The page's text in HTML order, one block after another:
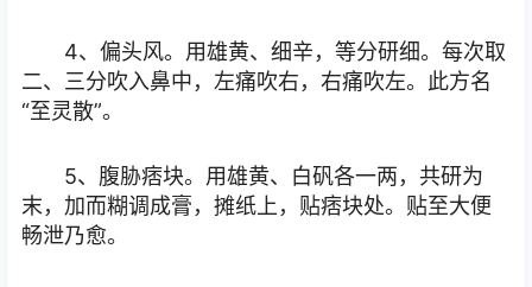
4、偏头风。用雄黄、细辛，等分研细。每次取
二、三分吹入鼻中，左痛吹右，右痛吹左。此方名
“至灵散”。
5、腹胁痞块。用雄黄、白矾各一两，共研为
末，加而糊调成膏，摊纸上，贴痞块处。贴至大便
畅泄乃愈。